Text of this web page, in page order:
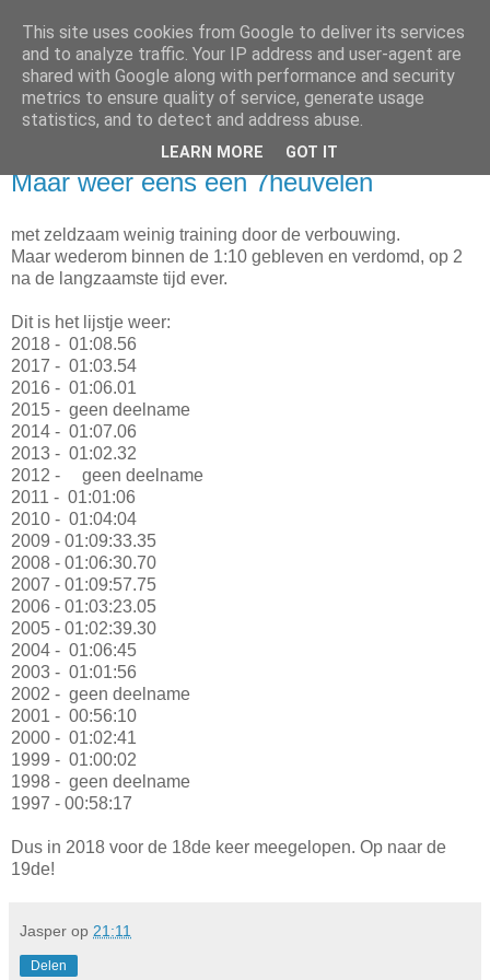
Da_Blog
You don't put a bumpersticker on a Bentley
zondag, november 18, 2018
Maar weer eens een 7heuvelen
met zeldzaam weinig training door de verbouwing.
Maar wederom binnen de 1:10 gebleven en verdomd, op 2
na de langzaamste tijd ever.
Dit is het lijstje weer:
2018 - 01:08.56
2017 - 01:03.54
2016 - 01:06.01
2015 - geen deelname
2014 - 01:07.06
2013 - 01:02.32
2012 - geen deelname
2011 - 01:01:06
2010 - 01:04:04
2009 - 01:09:33.35
2008 - 01:06:30.70
2007 - 01:09:57.75
2006 - 01:03:23.05
2005 - 01:02:39.30
2004 - 01:06:45
2003 - 01:01:56
2002 - geen deelname
2001 - 00:56:10
2000 - 01:02:41
1999 - 01:00:02
1998 - geen deelname
1997 - 00:58:17
Dus in 2018 voor de 18de keer meegelopen. Op naar de
19de!
Jasper op 21:11
Delen
This site uses cookies from Google to deliver its services
and to analyze traffic. Your IP address and user-agent are
shared with Google along with performance and security
metrics to ensure quality of service, generate usage
statistics, and to detect and address abuse.
LEARN MORE GOT IT